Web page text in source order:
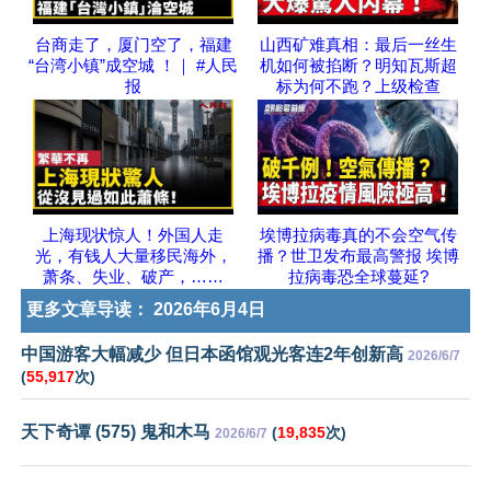
台商走了，厦门空了，福建
“台湾小镇”成空城 ！｜ #人民
报
山西矿难真相：最后一丝生
机如何被掐断？明知瓦斯超
标为何不跑？上级检查
上海现状惊人！外国人走
光，有钱人大量移民海外，
萧条、失业、破产，……
埃博拉病毒真的不会空气传
播？世卫发布最高警报 埃博
拉病毒恐全球蔓延?
更多文章导读： 2026年6月4日
中国游客大幅减少 但日本函馆观光客连2年创新高 2026/6/7
(55,917次)
天下奇谭 (575) 鬼和木马 2026/6/7 (19,835次)